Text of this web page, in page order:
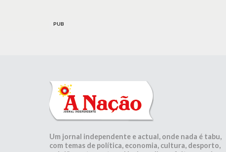
PUB
Um jornal independente e actual, onde nada é tabu,
com temas de política, economia, cultura, desporto,